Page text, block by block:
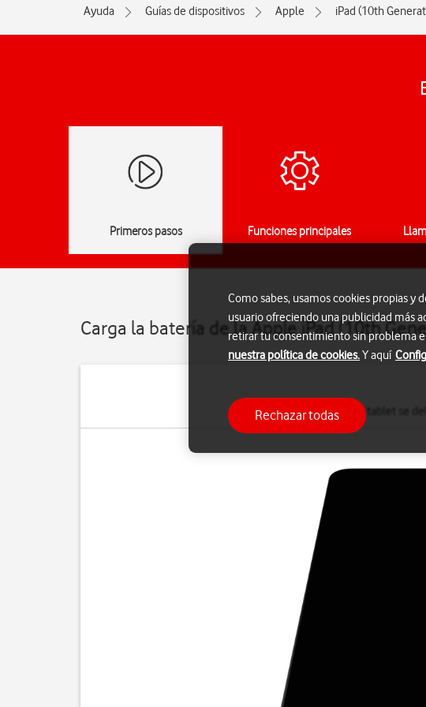
Ayuda Guías de dispositivos Apple iPad (10th
Primeros pasos Funciones principales
Carga la batería de la Apple iPad (10th
La batería de la tablet se
Como sabes, usamos cookies propias y
usuario ofreciendo una publicidad más
retirar tu consentimiento sin problema
nuestra política de cookies.Y aquí
Rechazar todas